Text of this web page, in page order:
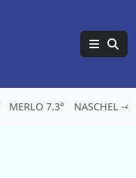
MERLO 7.3° NASCHEL -